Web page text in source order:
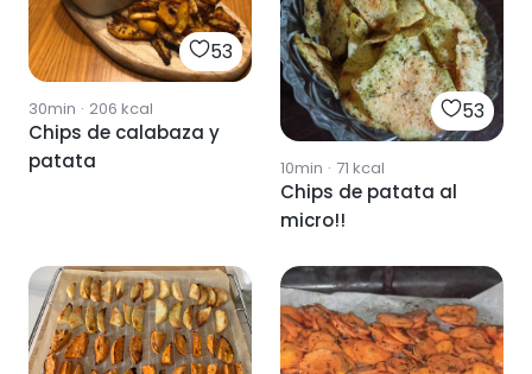
53
30min · 206 kcal
Chips de calabaza y
patata
53
10min · 71 kcal
Chips de patata al
micro!!